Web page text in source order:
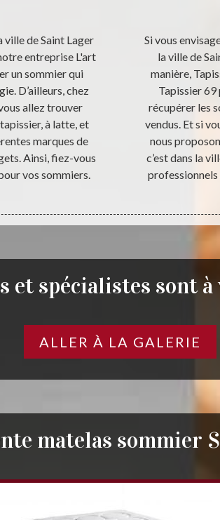
ville de Saint Lager
entreprise L'art
un sommier qui
D’ailleurs, chez
allez trouver
à latte, et
marques de
Ainsi, fiez-vous
vos sommiers.
Si vous
la ville de
manière,
Tapissier
récupérer les
vendus. Et si
nous
c’est dans la
et spécialistes sont
ALLER À LA GALERIE
matelas sommier